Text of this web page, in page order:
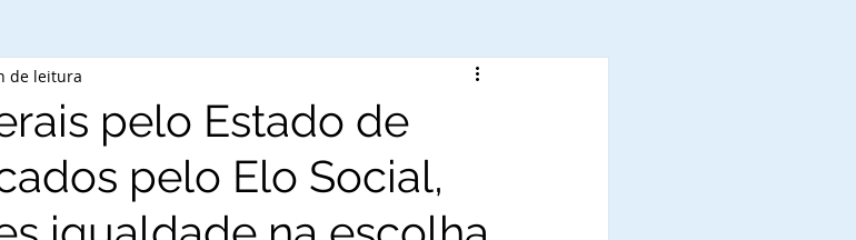
pelo Estado de
pelo Elo Social,
de leitura